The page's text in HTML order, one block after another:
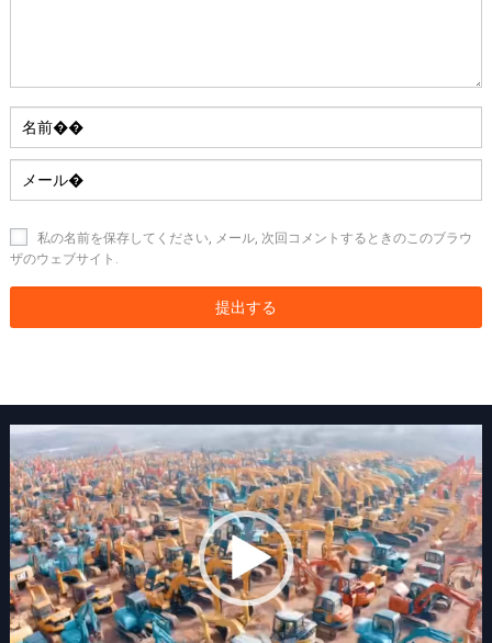
私の名前を保存してください, メール, 次回コメントするときのこのブラウ
ザのウェブサイト.